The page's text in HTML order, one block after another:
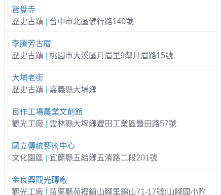
寶覺寺
歷史古蹟
台中市北區健行路140號
李騰芳古厝
歷史古蹟
桃園市大溪區月眉里9鄰月眉路15號
大埔老街
歷史古蹟
嘉義縣大埔鄉
良作工場農業文創館
觀光工廠
雲林縣大埤鄉豐田工業區豐田路57號
國立傳統藝術中心
文化園區
宜蘭縣五結鄉五濱路二段201號
金良興觀光磚廠
觀光工廠
苗栗縣苑裡鎮山腳里錦山71-17號(山腳國小附